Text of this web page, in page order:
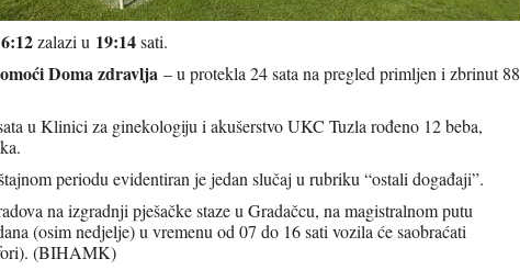
6:12zalazi u 19:14sati.
Doma zdravlja – u protekla 24 sata na pregled primljen i zbrinut 88
u Klinici za ginekologiju i akušerstvo UKC Tuzla rođeno 12 beba,
periodu evidentiran je jedan slučaj u rubriku “ostali događaji”.
na izgradnji pješačke staze u Gradačcu, na magistralnom putu
(osim nedjelje) u vremenu od 07 do 16 sati vozila će saobraćati
(BIHAMK)